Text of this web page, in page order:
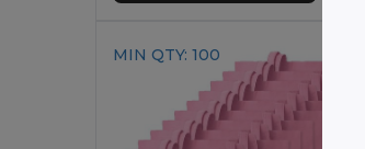
MIN QTY: 100